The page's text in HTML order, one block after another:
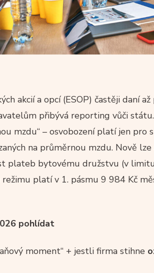
akcií a opcí (ESOP) častěji daní
přibývá reporting vůči
mzdu“ – osvobození platí jen pro
na průměrnou mzdu. Nově
plateb bytovému družstvu (v
platí v 1. pásmu 9 984 Kč
pohlídat
moment“ + jestli firma stihne